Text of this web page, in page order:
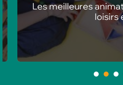
Les meilleures
loisirs